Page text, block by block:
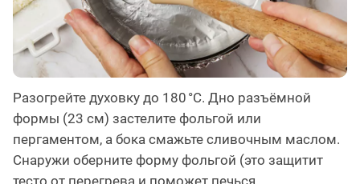
Разогрейте духовку до 180 °C. Дно разъёмной
формы (23 см) застелите фольгой или
пергаментом, а бока смажьте сливочным маслом.
Снаружи оберните форму фольгой (это защитит